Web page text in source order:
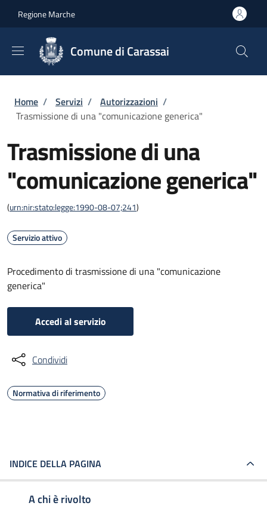
Regione Marche
Comune di Carassai
Briciole di pane
Home / Servizi / Autorizzazioni /
Trasmissione di una "comunicazione generica"
Trasmissione di una
"comunicazione generica"
(urn:nir:stato:legge:1990-08-07;241)
Servizio attivo
Procedimento di trasmissione di una "comunicazione
generica"
Accedi al servizio
Condividi
Normativa di riferimento
INDICE DELLA PAGINA
A chi è rivolto